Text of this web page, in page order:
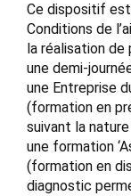
Ce dispositif est
Conditions de
la réalisation de
une demi-
une Entreprise
(formation en
suivant la
une formation
(formation en
diagnostic